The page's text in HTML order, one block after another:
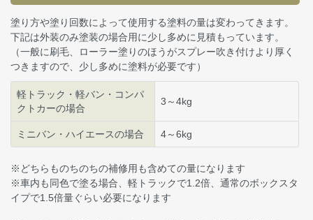
塗り方や塗り回数によって使用する塗料の量は変わってきます。
下記は外装のみ塗装の場合用に少し多めに見積もっています。
（一般に刷毛、ローラー塗りのほうがスプレー吹き付けより厚く
つきますので、少し多めに塗料が必要です）
軽トラック・軽バン・コンパ
クトカーの場合
3～4kg
ミニバン・ハイエースの場合 4～6kg
※どちらものちのちの補修用も含めての量になります
※車内も同色で塗る場合、軽トラックで1.2倍、通常のボックスタ
イプで1.5倍量ぐらい必要になります